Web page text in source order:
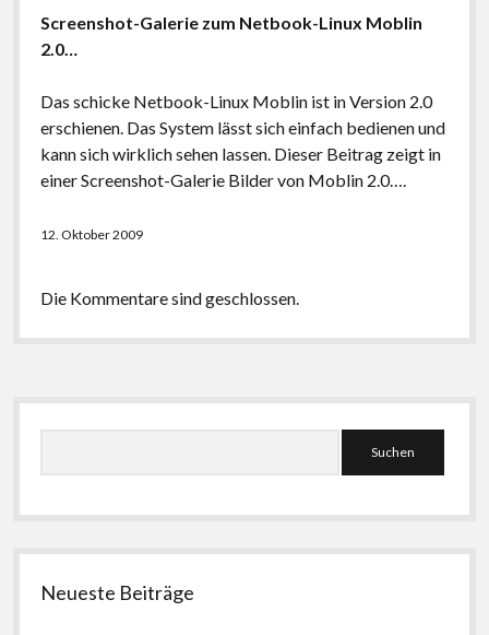
Screenshot-Galerie zum Netbook-Linux Moblin
2.0…
Das schicke Netbook-Linux Moblin ist in Version 2.0
erschienen. Das System lässt sich einfach bedienen und
kann sich wirklich sehen lassen. Dieser Beitrag zeigt in
einer Screenshot-Galerie Bilder von Moblin 2.0….
12. Oktober 2009
Die Kommentare sind geschlossen.
Seitenleiste
Neueste Beiträge